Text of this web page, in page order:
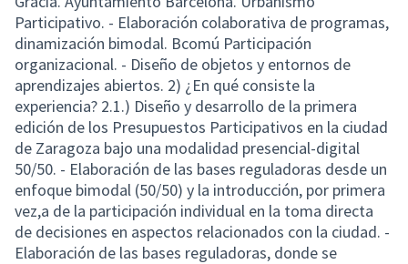
Participativo. - Elaboración colaborativa de programas,
dinamización bimodal. Bcomú Participación
organizacional. - Diseño de objetos y entornos de
aprendizajes abiertos. 2) ¿En qué consiste la
experiencia? 2.1.) Diseño y desarrollo de la primera
edición de los Presupuestos Participativos en la ciudad
de Zaragoza bajo una modalidad presencial-digital
50/50. - Elaboración de las bases reguladoras desde un
enfoque bimodal (50/50) y la introducción, por primera
vez,a de la participación individual en la toma directa
de decisiones en aspectos relacionados con la ciudad. -
Elaboración de las bases reguladoras, donde se